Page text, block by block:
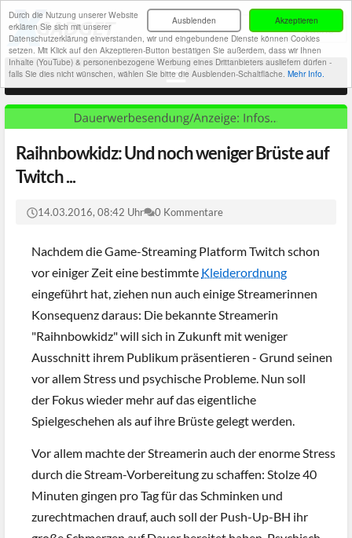
Akzeptieren
Ausblenden
Durch die Nutzung unserer Website
erklären Sie sich mit unserer
Datenschutzerklärung einverstanden, wir und eingebundene Dienste können Cookies
setzen. Mit Klick auf den Akzeptieren-Button bestätigen Sie außerdem, dass wir Ihnen
Inhalte (YouTube) & personenbezogene Werbung eines Drittanbieters ausliefern dürfen -
falls Sie dies nicht wünschen, wählen Sie bitte die Ausblenden-Schaltfläche. Mehr Info.
Raihnbowkidz: Und noch weniger Brüste auf
Twitch ...
14.03.2016, 08:42 Uhr 0 Kommentare
Nachdem die Game-Streaming Platform Twitch schon
vor einiger Zeit eine bestimmte Kleiderordnung
eingeführt hat, ziehen nun auch einige Streamerinnen
Konsequenz daraus: Die bekannte Streamerin
"Raihnbowkidz" will sich in Zukunft mit weniger
Ausschnitt ihrem Publikum präsentieren - Grund seinen
vor allem Stress und psychische Probleme. Nun soll
der Fokus wieder mehr auf das eigentliche
Spielgeschehen als auf ihre Brüste gelegt werden.
Vor allem machte der Streamerin auch der enorme Stress
durch die Stream-Vorbereitung zu schaffen: Stolze 40
Minuten gingen pro Tag für das Schminken und
zurechtmachen drauf, auch soll der Push-Up-BH ihr